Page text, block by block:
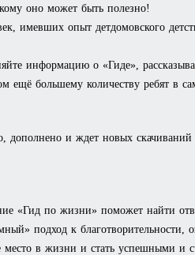
оно может быть полезно!
имевших опыт детдомовского
информацию о «Гиде»,
ещё большему количеству ребят в
и ждет новых скачиваний
«Гид по жизни» поможет найти
подход к
в жизни и стать успешными и